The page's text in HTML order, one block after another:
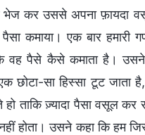
भेज कर उससे अपना फ़ायदा
कमाया। एक बार हमारी
वह पैसे कैसे कमाता है।
छोटा-सा हिस्सा टूट जाता
ताकि ज़्यादा पैसा वसूल कर
होता। उसने कहा कि हम